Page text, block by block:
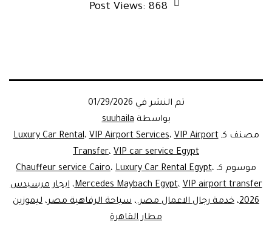
Post Views: 868
تم النشر في 01/29/2026
بواسطةsuuhaila
مصنف كـ
Luxury Car Rental،VIP Airport Services،VIP Airport
Transfer، VIP car service Egypt
موسوم كـ
Chauffeur service Cairo، Luxury Car Rental Egypt،
Mercedes Maybach Egypt،VIP airport transfer ،ايجار مرسيدس
2026، خدمة رجال الاعمال مصر.، سياحة الرفاهية مصر، ليموزين
مطار القاهرة